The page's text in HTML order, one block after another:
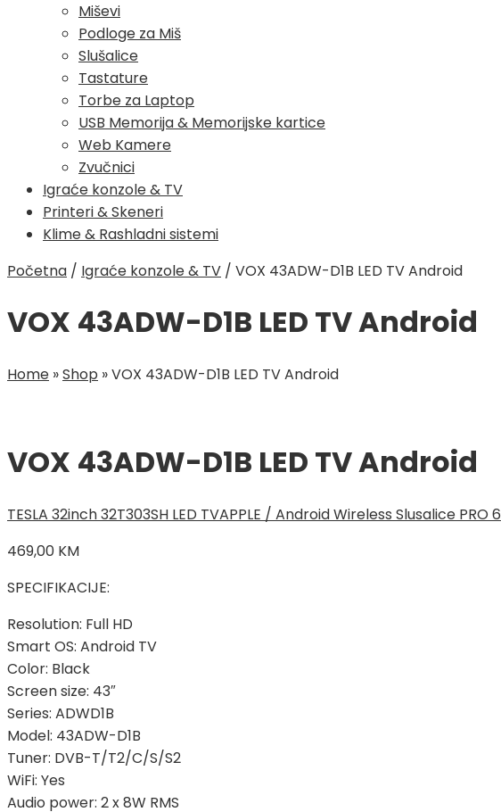
Miševi
Podloge za Miš
Slušalice
Tastature
Torbe za Laptop
USB Memorija & Memorijske kartice
Web Kamere
Zvučnici
Igraće konzole & TV
Printeri & Skeneri
Klime & Rashladni sistemi
Početna / Igraće konzole & TV / VOX 43ADW-D1B LED TV Android
VOX 43ADW-D1B LED TV Android
Home »Shop »VOX 43ADW-D1B LED TV Android
VOX 43ADW-D1B LED TV Android
TESLA 32inch 32T303SH LED TVAPPLE / Android Wireless Slusalice PRO 6
469,00 KM
SPECIFIKACIJE:
Resolution: Full HD
Smart OS: Android TV
Color: Black
Screen size: 43″
Series: ADWD1B
Model: 43ADW-D1B
Tuner: DVB-T/T2/C/S/S2
WiFi: Yes
Audio power: 2 x 8W RMS